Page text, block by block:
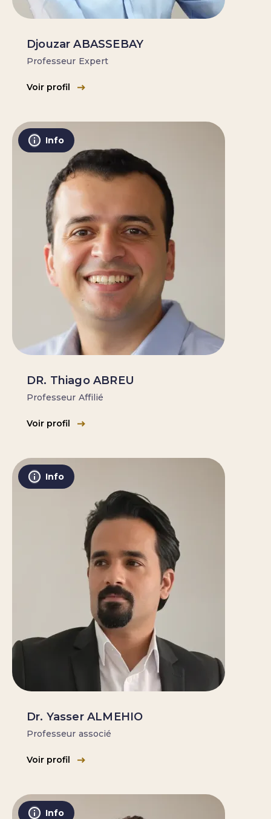
Djouzar ABASSEBAY
Professeur Expert
Voir profil
Info
DR. Thiago ABREU
Professeur Affilié
Voir profil
Info
Dr. Yasser ALMEHIO
Professeur associé
Voir profil
Info